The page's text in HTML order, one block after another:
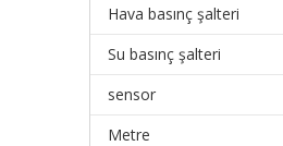
Hava basınç şalteri
Su basınç şalteri
sensor
Metre